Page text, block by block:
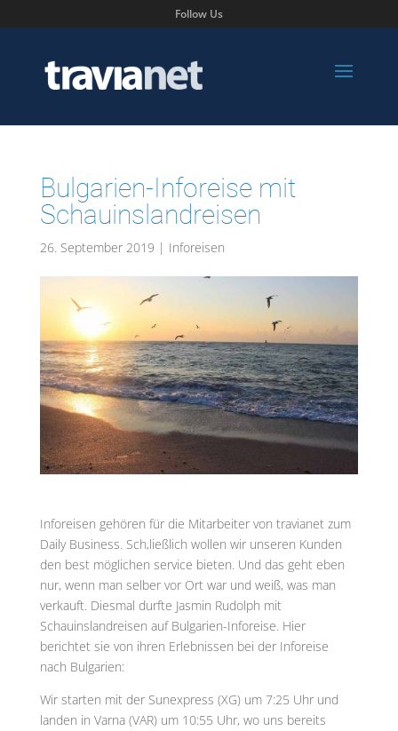
Follow Us
Bulgarien-Inforeise mit
Schauinslandreisen
26. September 2019 | Inforeisen
Inforeisen gehören für die Mitarbeiter von travianet zum
Daily Business. Sch,ließlich wollen wir unseren Kunden
den best möglichen service bieten. Und das geht eben
nur, wenn man selber vor Ort war und weiß, was man
verkauft. Diesmal durfte Jasmin Rudolph mit
Schauinslandreisen auf Bulgarien-Inforeise. Hier
berichtet sie von ihren Erlebnissen bei der Inforeise
nach Bulgarien:
Wir starten mit der Sunexpress (XG) um 7:25 Uhr und
landen in Varna (VAR) um 10:55 Uhr, wo uns bereits